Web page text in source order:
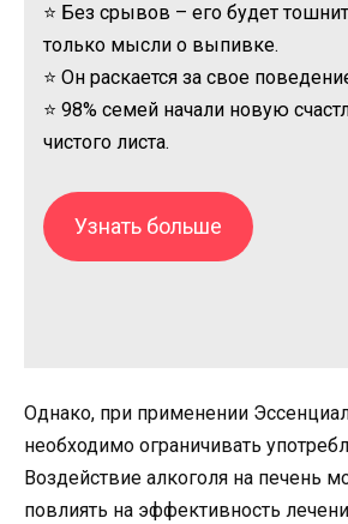
⭐ Без срывов – его будет
только мысли о выпивке.
⭐ Он раскается за свое
⭐ 98% семей начали новую
чистого листа.
Узнать больше
Однако, при применении
необходимо ограничивать
Воздействие алкоголя на печень
повлиять на эффективность